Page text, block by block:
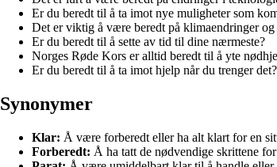
Er du beredt til å ta imot nye muligheter som
Det er viktig å være beredt på klimaendringer og
Er du beredt til å sette av tid til dine nærmeste?
Norges Røde Kors er alltid beredt til å yte
Er du beredt til å ta imot hjelp når du trenger det?
Synonymer
Klar: Å være forberedt eller ha alt klart for en
Forberedt: Å ha tatt de nødvendige skrittene